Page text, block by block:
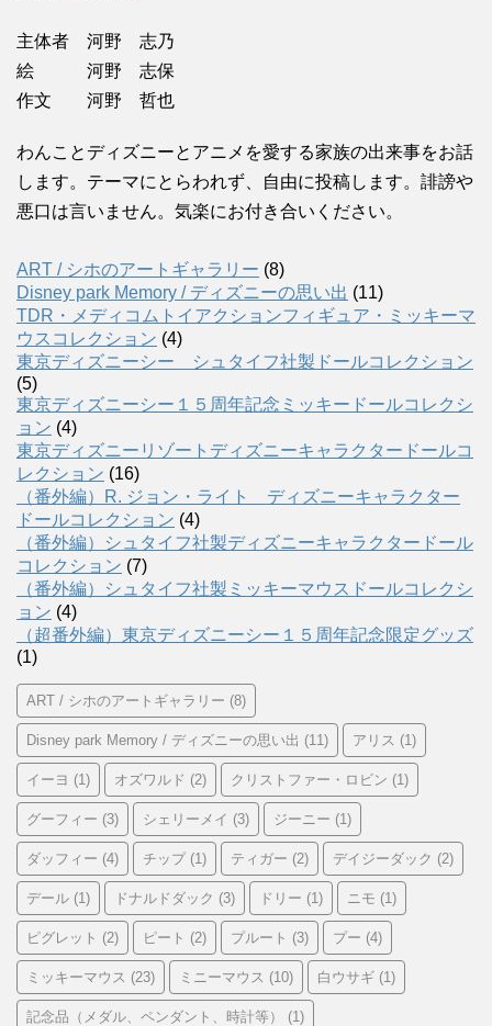
主体者 河野 志乃
絵 河野 志保
作文 河野 哲也
わんことディズニーとアニメを愛する家族の出来事をお話
します。テーマにとらわれず、自由に投稿します。誹謗や
悪口は言いません。気楽にお付き合いください。
ART / シホのアートギャラリー (8)
Disney park Memory / ディズニーの思い出 (11)
TDR・メディコムトイアクションフィギュア・ミッキーマ
ウスコレクション (4)
東京ディズニーシー シュタイフ社製ドールコレクション
(5)
東京ディズニーシー１５周年記念ミッキードールコレクシ
ョン (4)
東京ディズニーリゾートディズニーキャラクタードールコ
レクション (16)
（番外編）R. ジョン・ライト ディズニーキャラクター
ドールコレクション (4)
（番外編）シュタイフ社製ディズニーキャラクタードール
コレクション (7)
（番外編）シュタイフ社製ミッキーマウスドールコレクシ
ョン (4)
（超番外編）東京ディズニーシー１５周年記念限定グッズ
(1)
ART / シホのアートギャラリー (8)
Disney park Memory / ディズニーの思い出 (11) アリス (1)
イーヨ (1) オズワルド (2) クリストファー・ロビン (1)
グーフィー (3) シェリーメイ (3) ジーニー (1)
ダッフィー (4) チップ(1) ティガー (2) デイジーダック (2)
デール (1) ドナルドダック (3) ドリー (1) ニモ (1)
ピグレット (2) ピート (2) プルート (3) プー (4)
ミッキーマウス (23) ミニーマウス (10) 白ウサギ (1)
記念品（メダル、ペンダント、時計等） (1)